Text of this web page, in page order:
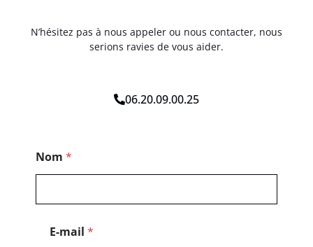
N’hésitez pas à nous appeler ou nous contacter, nous
serions ravies de vous aider.
06.20.09.00.25
P
o
Nom *
E-mail *